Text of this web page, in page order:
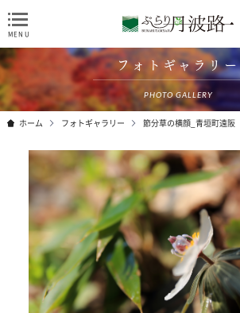
フォトギャラリー
PHOTO GALLERY
ホーム フォトギャラリー 節分草の横顔_青垣町遠阪